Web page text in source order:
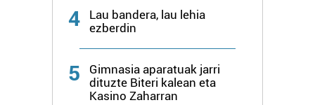
Webgune honek cookie propioak eta hirugarrenen cookie-
fitxategiak erabiltzen ditu. Zure esperientzia eta
zerbitzuak hobetzeko asmoz, cookie teknologiaz
baliatzen gara. Ohar hau onartuz gero, teknologia hori
erabiltzeko baimen esplizitua ematen diguzu.
4
Lau bandera, lau lehia
ezberdin
5
Gimnasia aparatuak jarri
dituzte Biteri kalean eta
Kasino Zaharran